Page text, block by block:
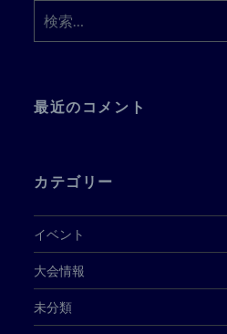
索:
最近のコメント
カテゴリー
イベント
大会情報
未分類